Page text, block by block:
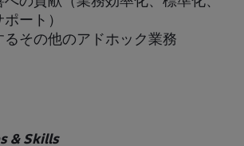
ート）
その他のアドホック業務
& Skills